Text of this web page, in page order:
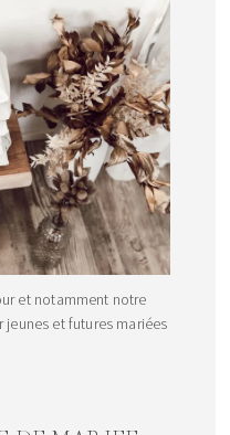
et notamment notre
et futures mariées